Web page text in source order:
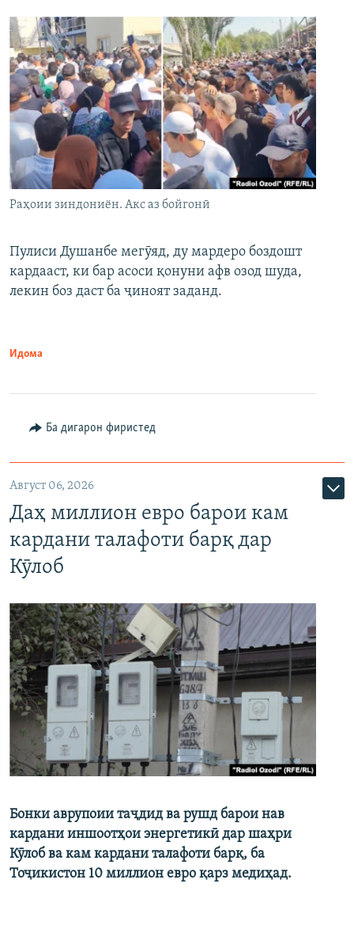
Раҳоии зиндониён. Акс аз бойгонӣ
Пулиси Душанбе мегӯяд, ду мардеро боздошт
кардааст, ки бар асоси қонуни афв озод шуда,
лекин боз даст ба ҷиноят заданд.
Идома
Ба дигарон фиристед
Август 06, 2026
Даҳ миллион евро барои кам
кардани талафоти барқ дар
Кӯлоб
Бонки аврупоии таҷдид ва рушд барои нав
кардани иншоотҳои энергетикӣ дар шаҳри
Кӯлоб ва кам кардани талафоти барқ, ба
Тоҷикистон 10 миллион евро қарз медиҳад.